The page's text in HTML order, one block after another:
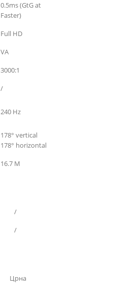
0.5ms (GtG at
Faster)
Full HD
VA
3000:1
/
240 Hz
178° vertical
178° horizontal
16.7 M
/
/
Црна